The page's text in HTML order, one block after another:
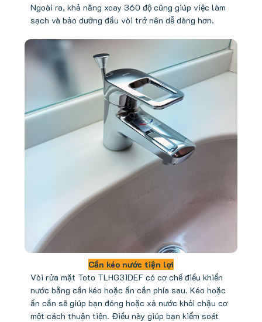
Ngoài ra, khả năng xoay 360 độ cũng giúp việc làm
sạch và bảo dưỡng đầu vòi trở nên dễ dàng hơn.
Cần kéo nước tiện lợi
Vòi rửa mặt Toto TLHG31DEF có cơ chế điều khiển
nước bằng cần kéo hoặc ấn cần phía sau. Kéo hoặc
ấn cần sẽ giúp bạn đóng hoặc xả nước khỏi chậu cơ
một cách thuận tiện. Điều này giúp bạn kiểm soát